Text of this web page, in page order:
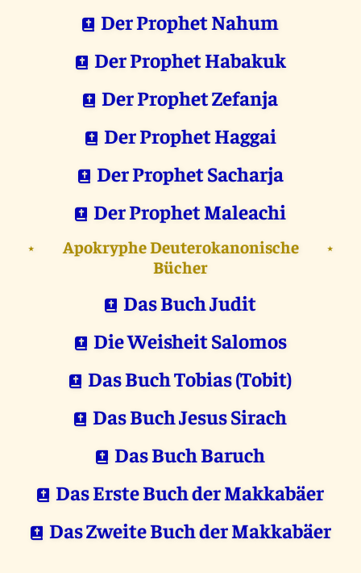
Der Prophet Nahum
Der Prophet Habakuk
Der Prophet Zefanja
Der Prophet Haggai
Der Prophet Sacharja
Der Prophet Maleachi
⋆
Apokryphe Deuterokanonische
Bücher
⋆
Das Buch Judit
Die Weisheit Salomos
Das Buch Tobias (Tobit)
Das Buch Jesus Sirach
Das Buch Baruch
Das Erste Buch der Makkabäer
Das Zweite Buch der Makkabäer